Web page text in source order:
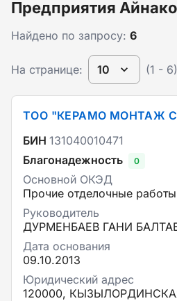
Предприятия
Найдено по запросу: 6
На странице: 10 (1 - 6)
ТОО "КЕРАМО МОНТАЖ
БИН 131040010471
Благонадежность
0
Основной ОКЭД
Прочие отделочные работы
Руководитель
ДУРМЕНБАЕВ ГАНИ
Дата основания
09.10.2013
Юридический адрес
120000,